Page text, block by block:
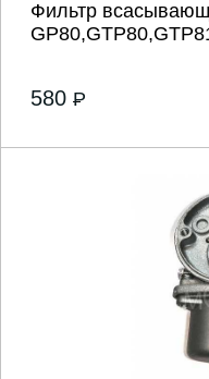
Фильтр
580 P